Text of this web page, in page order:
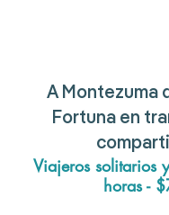
A Montezuma
Fortuna en
Viajeros solitarios
horas -